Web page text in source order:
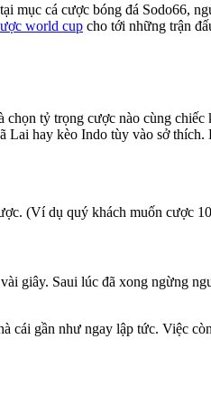
mục cá cược bóng đá Sodo66,
world cup cho tới những trận
chọn tỷ trọng cược nào cùng
hay kèo Indo tùy vào sở
(Ví dụ quý khách muốn cược
giây. Saui lúc đã xong ngừng
cái gần như ngay lập tức. Việc